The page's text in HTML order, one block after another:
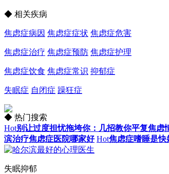
◆ 相关疾病
焦虑症病因 焦虑症症状 焦虑症危害
焦虑症治疗 焦虑症预防 焦虑症护理
焦虑症饮食 焦虑症常识 抑郁症
失眠症 自闭症 躁狂症
◆ 热门搜索
Hot别让过度担忧拖垮你：几招教你平复焦虑
滨治疗焦虑症医院哪家好 Hot焦虑症嗜睡是
失眠抑郁